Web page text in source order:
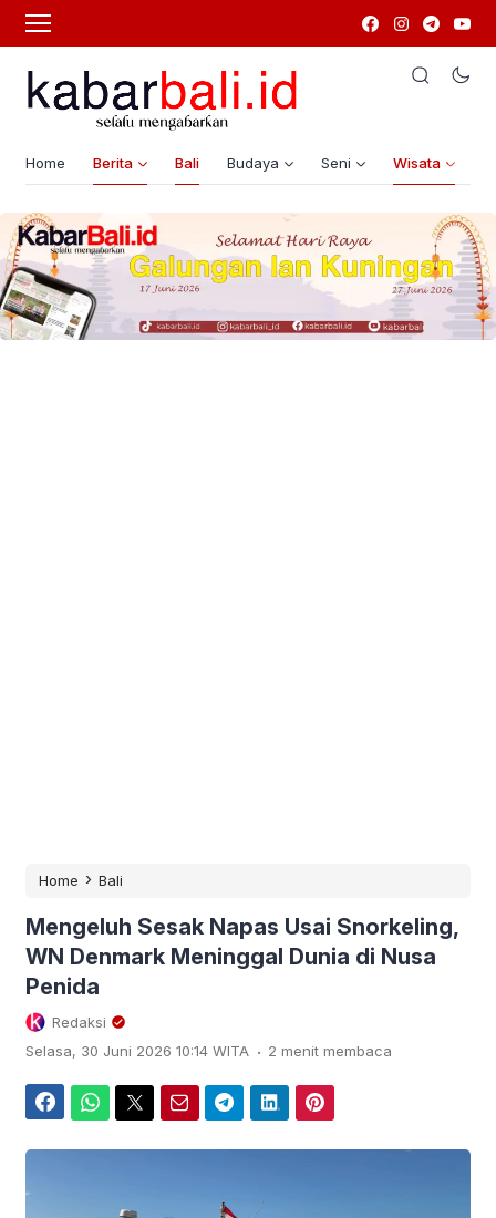
Home Berita Bali Budaya Seni Wisata
Home › Bali
Mengeluh Sesak Napas Usai Snorkeling,
WN Denmark Meninggal Dunia di Nusa
Penida
Redaksi
Selasa, 30 Juni 2026 10:14 WITA . 2 menit membaca